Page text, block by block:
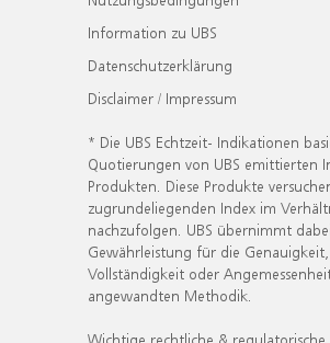
Information zu UBS
Datenschutzerklärung
Disclaimer / Impressum
* Die UBS Echtzeit- Indikationen
Quotierungen von UBS emittierten
Produkten. Diese Produkte
zugrundeliegenden Index im
nachzufolgen. UBS übernimmt
Gewährleistung für die Genauigkeit,
Vollständigkeit oder
angewandten Methodik.